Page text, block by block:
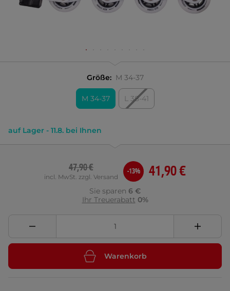
Größe: M 34-37
M 34-37 L 38-41
auf Lager - 11.8. bei Ihnen
41,90 €
47,90 €
incl. MwSt. zzgl. Versand
-13%
Sie sparen 6 €
Ihr Treuerabatt 0%
Warenkorb